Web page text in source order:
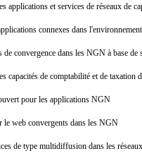
applications et services de réseaux de
connexes dans
de convergence dans les NGN à base
capacités de comptabilité et de
pour les applications NGN
le web convergents dans les NGN
de type multidiffusion dans les